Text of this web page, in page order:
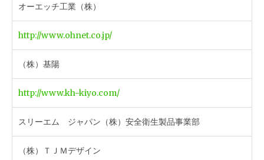
オーエッチ工業（株）
http://www.ohnet.co.jp/
（株）基陽
http://www.kh-kiyo.com/
スリーエム ジャパン（株）安全衛生製品事業部
（株）ＴＪＭデザイン